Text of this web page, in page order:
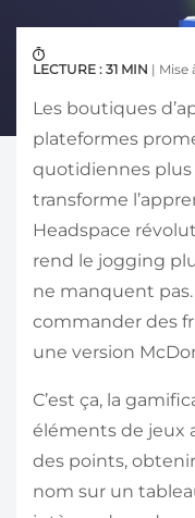
LECTURE : 31 MIN | Mise
Les boutiques
plateformes
quotidiennes
transforme
Headspace
rend le jogging
ne manquent
commander des
une version
C’est ça, la
éléments de jeux
des points,
nom sur un